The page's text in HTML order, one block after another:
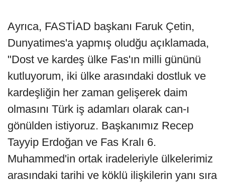
Ayrıca, FASTİAD başkanı Faruk Çetin,
Dunyatimes'a yapmış oludğu açıklamada,
"Dost ve kardeş ülke Fas'ın milli gününü
kutluyorum, iki ülke arasındaki dostluk ve
kardeşliğin her zaman gelişerek daim
olmasını Türk iş adamları olarak can-ı
gönülden istiyoruz. Başkanımız Recep
Tayyip Erdoğan ve Fas Kralı 6.
Muhammed'in ortak iradeleriyle ülkelerimiz
arasındaki tarihi ve köklü ilişkilerin yanı sıra